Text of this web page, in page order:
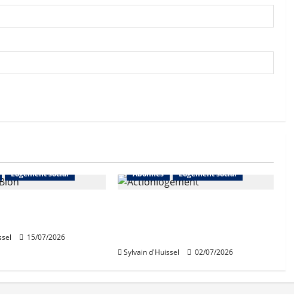
Logement social
15/07/2026
Abonnés Logement social
Sylvain d'Huissel 02/07/2026